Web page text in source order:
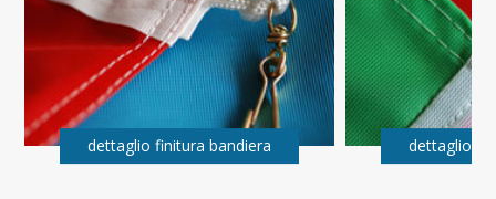
dettaglio finitura bandiera dettaglio